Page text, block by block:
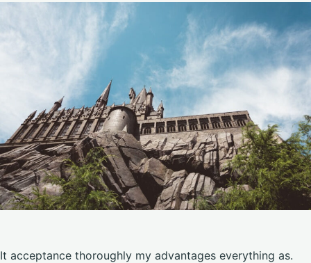
It acceptance thoroughly my advantages everything as.